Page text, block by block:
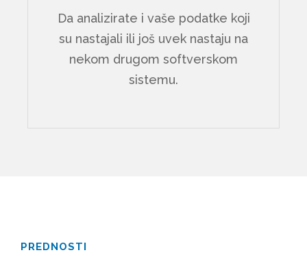
Da analizirate i vaše podatke koji
su nastajali ili još uvek nastaju na
nekom drugom softverskom
sistemu.
PREDNOSTI